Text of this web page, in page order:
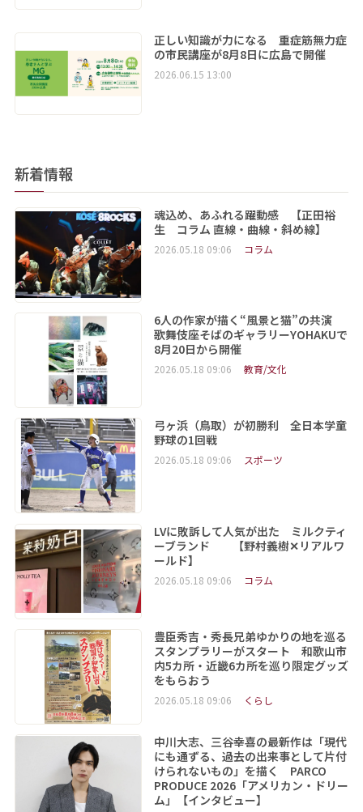
正しい知識が力になる 重症筋無力症
の市民講座が8月8日に広島で開催
2026.06.15 13:00
新着情報
魂込め、あふれる躍動感 【正田裕
生 コラム 直線・曲線・斜め線】
2026.05.18 09:06 コラム
6人の作家が描く“風景と猫”の共演
歌舞伎座そばのギャラリーYOHAKUで
8月20日から開催
2026.05.18 09:06 教育/文化
弓ヶ浜（鳥取）が初勝利 全日本学童
野球の1回戦
2026.05.18 09:06 スポーツ
LVに敗訴して人気が出た ミルクティ
ーブランド 【野村義樹✕リアルワ
ールド】
2026.05.18 09:06 コラム
豊臣秀吉・秀長兄弟ゆかりの地を巡る
スタンプラリーがスタート 和歌山市
内5カ所・近畿6カ所を巡り限定グッズ
をもらおう
2026.05.18 09:06 くらし
中川大志、三谷幸喜の最新作は「現代
にも通ずる、過去の出来事として片付
けられないもの」を描く PARCO
PRODUCE 2026「アメリカン・ドリー
ム」【インタビュー】